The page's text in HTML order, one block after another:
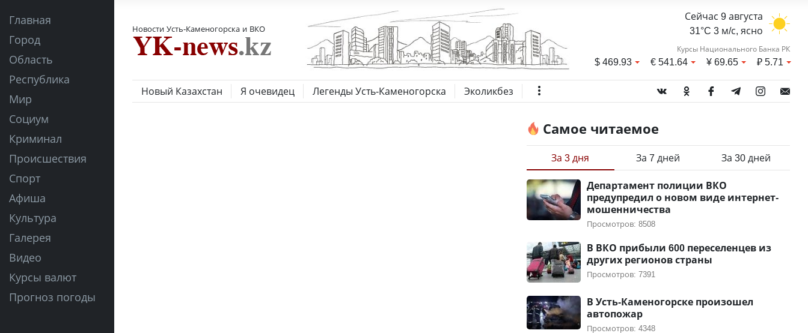
Главная
Город
Область
Республика
Мир
Социум
Криминал
Происшествия
Спорт
Афиша
Культура
Галерея
Видео
Курсы валют
Прогноз погоды
Новости Усть-Каменогорска и ВКО
Сейчас 9 августа
31°C 3 м/с, ясно
Курсы Национального Банка РК
$469.93 €541.64 ¥69.65 ₽5.71
Новый Казахстан Я очевидец Легенды Усть-Каменогорска Эколикбез
Самое читаемое
За 3 дня За 7 дней За 30 дней
Департамент полиции ВКО
предупредил о новом виде интернет-
мошенничества
Просмотров: 8508
В ВКО прибыли 600 переселенцев из
других регионов страны
Просмотров: 7391
В Усть-Каменогорске произошел
автопожар
Просмотров: 4348